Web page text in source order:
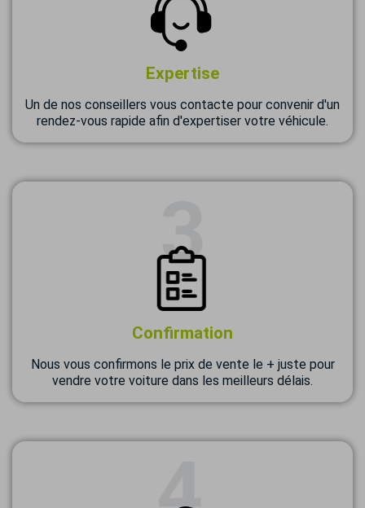
Expertise
Un de nos conseillers vous contacte pour convenir d'un
rendez-vous rapide afin d'expertiser votre véhicule.
Confirmation
Nous vous confirmons le prix de vente le + juste pour
vendre votre voiture dans les meilleurs délais.